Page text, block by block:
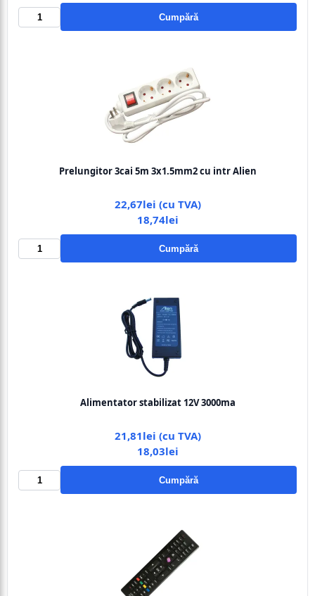
Cumpără
Prelungitor 3cai 5m 3x1.5mm2 cu intr Alien
22,67lei (cu TVA)
18,74lei
Cumpără
Alimentator stabilizat 12V 3000ma
21,81lei (cu TVA)
18,03lei
Cumpără